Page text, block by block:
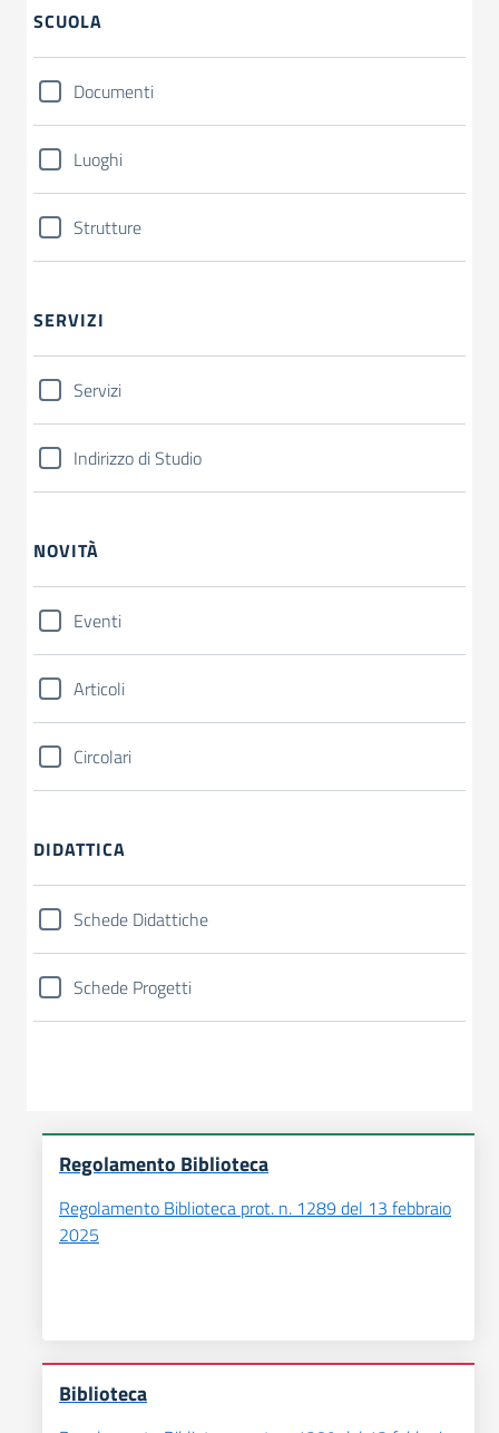
SCUOLA
Documenti
Luoghi
Strutture
SERVIZI
Servizi
Indirizzo di Studio
NOVITÀ
Eventi
Articoli
Circolari
DIDATTICA
Schede Didattiche
Schede Progetti
Regolamento Biblioteca
Regolamento Biblioteca prot. n. 1289 del 13 febbraio
2025
Biblioteca